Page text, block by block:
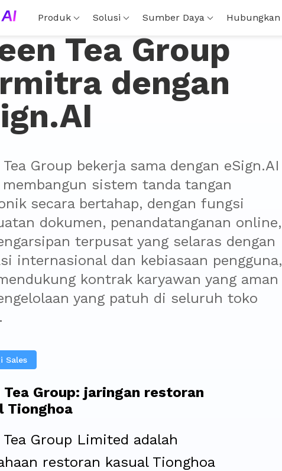
Produk Solusi Sumber Daya Hubungkan
Tea Group
dengan
Tea Group bekerja sama dengan eSign.AI
sistem tanda tangan
secara bertahap, dengan fungsi
dokumen, penandatanganan online,
terpusat yang selaras dengan
internasional dan kebiasaan pengguna,
kontrak karyawan yang aman
yang patuh di seluruh toko
Sales
Tea Group: jaringan restoran
Tionghoa
Tea Group Limited adalah
restoran kasual Tionghoa